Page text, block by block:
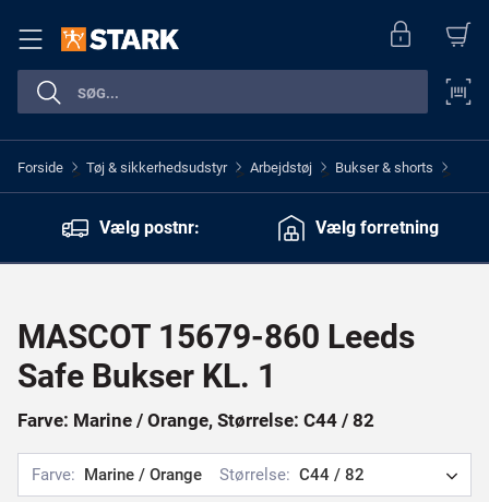
Forside > Tøj & sikkerhedsudstyr > Arbejdstøj > Bukser & shorts >
Vælg postnr: Vælg forretning
MASCOT 15679-860 Leeds
Safe Bukser KL. 1
Farve: Marine / Orange, Størrelse: C44 / 82
Farve: Marine / Orange Størrelse: C44 / 82